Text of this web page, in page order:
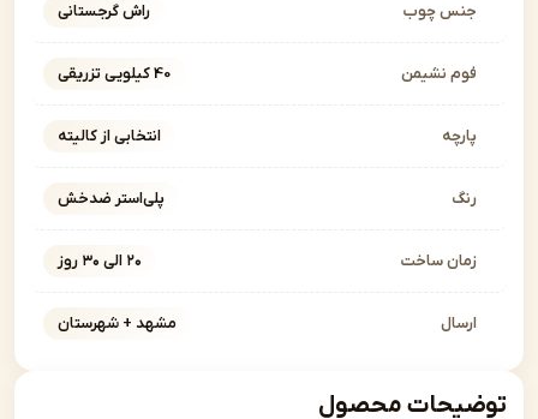
محصول
جنس چوب راش گرجستانی
فوم نشیمن
انتخابی از کالیته
پلی‌استر ضدخش
زمان ساخت
مشهد + شهرستان